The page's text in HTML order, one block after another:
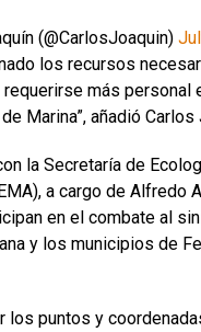
(@CarlosJoaquin)
los recursos
más personal
Marina”, añadió Carlos
la Secretaría de
a cargo de Alfredo
en el combate al
y los municipios de
los puntos y